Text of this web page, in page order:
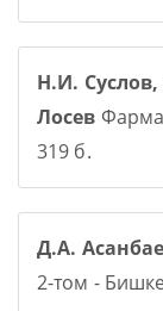
Н.И.
Лосев
319 б.
Д.А.
2-том -